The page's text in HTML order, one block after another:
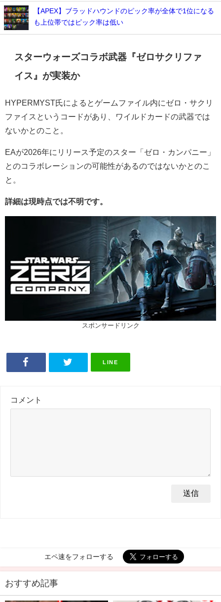
【APEX】ブラッドハウンドのピック率が全体で1位になる
も上位帯ではピック率は低い
スターウォーズコラボ武器『ゼロサクリファ
イス』が実装か
HYPERMYST氏によるとゲームファイル内にゼロ・サクリ
ファイスというコードがあり、ワイルドカードの武器では
ないかとのこと。
EAが2026年にリリース予定のスター「ゼロ・カンパニー」
とのコラボレーションの可能性があるのではないかとのこ
と。
詳細は現時点では不明です。
スポンサードリンク
LINE
コメント
エペ速をフォローする
おすすめ記事